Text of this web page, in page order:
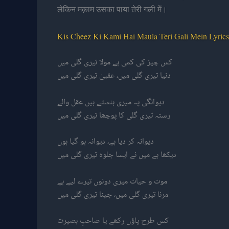
लेकिन मक़ाम उसका पाया तेरी गली में।
Kis Cheez Ki Kami Hai Maula Teri Gali Mein
کس چیز کی کمی ہے مولا تیری گلی میں
دنیا تیری گلی میں، عقبیٰ تیری گلی میں
دیوانگی پہ میری ہنستے ہیں عقل والے
رستہ تیری گلی کا پوچھا تیری گلی میں
دیوانہ کر دیا ہے، دیوانہ ہو گیا ہوں
دیکھا ہے میں نے ایسا جلوہ تیری گلی میں
موت و حیات میری دونوں تیرے لیے ہے
مرنا تیری گلی میں، جینا تیری گلی میں
کس طرح پاؤں رکھے یا صاحبِ بصیرت